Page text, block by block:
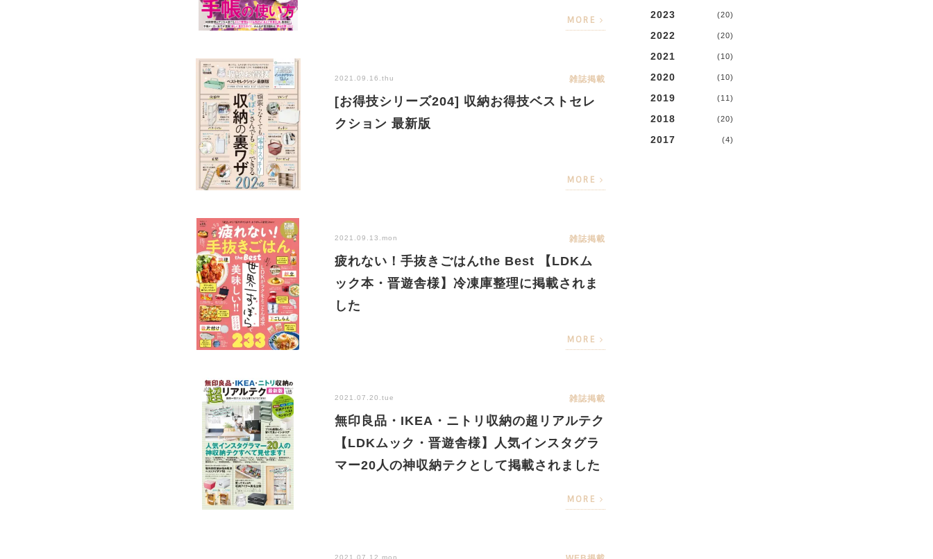
MORE
2021.09.16.thu 雑誌掲載
[お得技シリーズ204] 収納お得技ベストセレ
クション 最新版
MORE
2021.09.13.mon 雑誌掲載
疲れない！手抜きごはんthe Best 【LDKム
ック本・晋遊舎様】冷凍庫整理に掲載されま
した
MORE
2021.07.20.tue 雑誌掲載
無印良品・IKEA・ニトリ収納の超リアルテク
【LDKムック・晋遊舎様】人気インスタグラ
マー20人の神収納テクとして掲載されました
MORE
2021.07.12.mon
2023 (20)
2022 (20)
2021 (10)
2020 (10)
2019 (11)
2018 (20)
2017 (4)